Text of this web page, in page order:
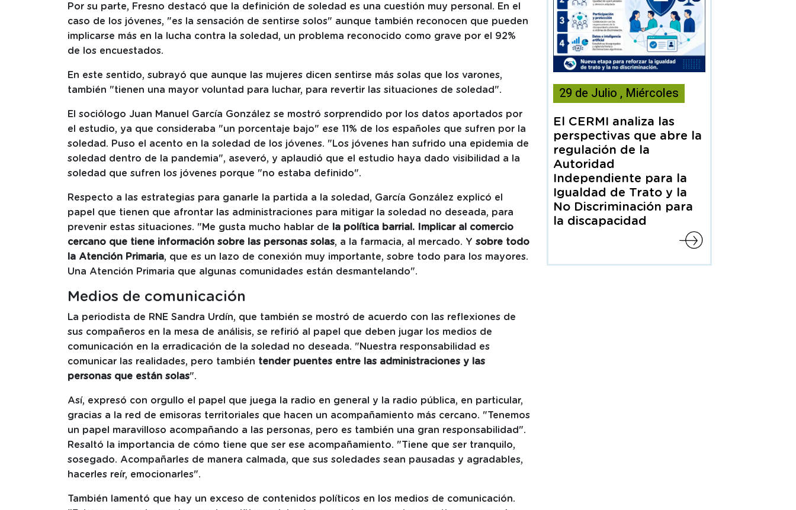
Por su parte, Fresno destacó que la definición de soledad es una cuestión muy personal. En el
caso de los jóvenes, "es la sensación de sentirse solos" aunque también reconocen que pueden
implicarse más en la lucha contra la soledad, un problema reconocido como grave por el 92%
de los encuestados.
En este sentido, subrayó que aunque las mujeres dicen sentirse más solas que los varones,
también "tienen una mayor voluntad para luchar, para revertir las situaciones de soledad".
El sociólogo Juan Manuel García González se mostró sorprendido por los datos aportados por
el estudio, ya que consideraba "un porcentaje bajo" ese 11% de los españoles que sufren por la
soledad. Puso el acento en la soledad de los jóvenes. "Los jóvenes han sufrido una epidemia de
soledad dentro de la pandemia", aseveró, y aplaudió que el estudio haya dado visibilidad a la
soledad que sufren los jóvenes porque "no estaba definido".
Respecto a las estrategias para ganarle la partida a la soledad, García González explicó el
papel que tienen que afrontar las administraciones para mitigar la soledad no deseada, para
prevenir estas situaciones. "Me gusta mucho hablar de la política barrial. Implicar al comercio
cercano que tiene información sobre las personas solas, a la farmacia, al mercado. Y sobre todo
la Atención Primaria, que es un lazo de conexión muy importante, sobre todo para los mayores.
Una Atención Primaria que algunas comunidades están desmantelando".
Medios de comunicación
La periodista de RNE Sandra Urdín, que también se mostró de acuerdo con las reflexiones de
sus compañeros en la mesa de análisis, se refirió al papel que deben jugar los medios de
comunicación en la erradicación de la soledad no deseada. "Nuestra responsabilidad es
comunicar las realidades, pero también tender puentes entre las administraciones y las
personas que están solas".
Así, expresó con orgullo el papel que juega la radio en general y la radio pública, en particular,
gracias a la red de emisoras territoriales que hacen un acompañamiento más cercano. "Tenemos
un papel maravilloso acompañando a las personas, pero es también una gran responsabilidad".
Resaltó la importancia de cómo tiene que ser ese acompañamiento. "Tiene que ser tranquilo,
sosegado. Acompañarles de manera calmada, que sus soledades sean pausadas y agradables,
hacerles reír, emocionarles".
También lamentó que hay un exceso de contenidos políticos en los medios de comunicación.
noticia
Articulo
29 de Julio , Miércoles
El CERMI analiza las
perspectivas que abre la
regulación de la
Autoridad
Independiente para la
Igualdad de Trato y la
No Discriminación para
la discapacidad